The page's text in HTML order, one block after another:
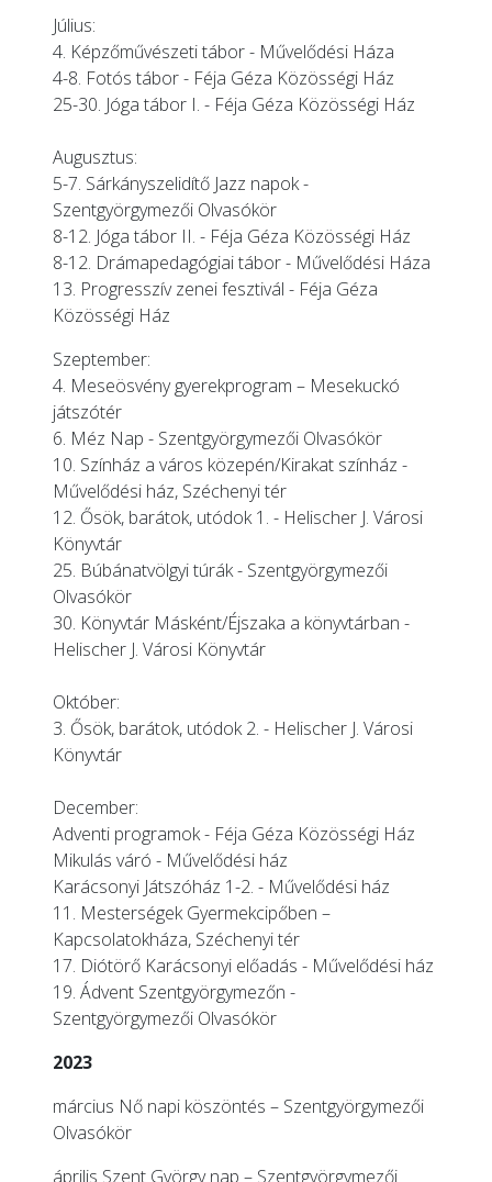
Július:
4. Képzőművészeti tábor - Művelődési Háza
4-8. Fotós tábor - Féja Géza Közösségi Ház
25-30. Jóga tábor I. - Féja Géza Közösségi Ház
Augusztus:
5-7. Sárkányszelidítő Jazz napok -
Szentgyörgymezői Olvasókör
8-12. Jóga tábor II. - Féja Géza Közösségi Ház
8-12. Drámapedagógiai tábor - Művelődési Háza
13. Progresszív zenei fesztivál - Féja Géza
Közösségi Ház
Szeptember:
4. Meseösvény gyerekprogram – Mesekuckó
játszótér
6. Méz Nap - Szentgyörgymezői Olvasókör
10. Színház a város közepén/Kirakat színház -
Művelődési ház, Széchenyi tér
12. Ősök, barátok, utódok 1. - Helischer J. Városi
Könyvtár
25. Búbánatvölgyi túrák - Szentgyörgymezői
Olvasókör
30. Könyvtár Másként/Éjszaka a könyvtárban -
Helischer J. Városi Könyvtár
Október:
3. Ősök, barátok, utódok 2. - Helischer J. Városi
Könyvtár
December:
Adventi programok - Féja Géza Közösségi Ház
Mikulás váró - Művelődési ház
Karácsonyi Játszóház 1-2. - Művelődési ház
11. Mesterségek Gyermekcipőben –
Kapcsolatokháza, Széchenyi tér
17. Diótörő Karácsonyi előadás - Művelődési ház
19. Ádvent Szentgyörgymezőn -
Szentgyörgymezői Olvasókör
2023
március Nő napi köszöntés – Szentgyörgymezői
Olvasókör
április Szent György nap – Szentgyörgymezői